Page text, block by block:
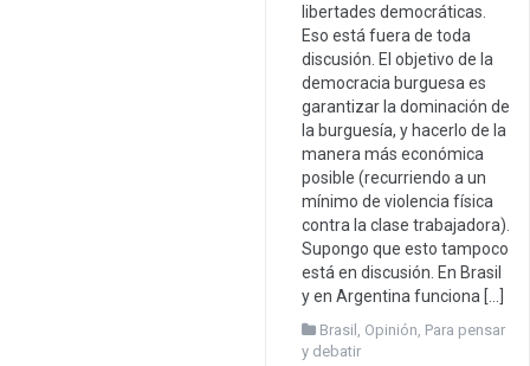
libertades democráticas.
Eso está fuera de toda
discusión. El objetivo de la
democracia burguesa es
garantizar la dominación de
la burguesía, y hacerlo de la
manera más económica
posible (recurriendo a un
mínimo de violencia física
contra la clase trabajadora).
Supongo que esto tampoco
está en discusión. En Brasil
y en Argentina funciona […]
Brasil , Opinión, Para pensar
y debatir